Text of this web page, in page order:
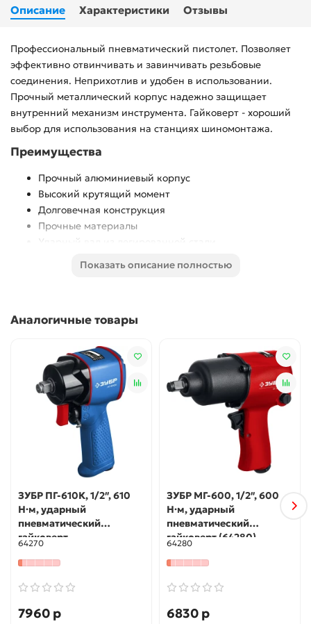
Описание Характеристики Отзывы
Профессиональный пневматический пистолет. Позволяет
эффективно отвинчивать и завинчивать резьбовые
соединения. Неприхотлив и удобен в использовании.
Прочный металлический корпус надежно защищает
внутренний механизм инструмента. Гайковерт - хороший
выбор для использования на станциях шиномонтажа.
Преимущества
Прочный алюминиевый корпус
Высокий крутящий момент
Долговечная конструкция
Прочные материалы
Ударный вал из легированной стали
Использование
Показать описание полностью
Аналогичные товары
ЗУБР ПГ-610К, 1/2″, 610
Н·м, ударный
пневматический
гайковерт,
Профессионал
(64270)+M675
64270
7960 р
ЗУБР МГ-600, 1/2″, 600
Н·м, ударный
пневматический
гайковерт (64280)
64280
6830 р